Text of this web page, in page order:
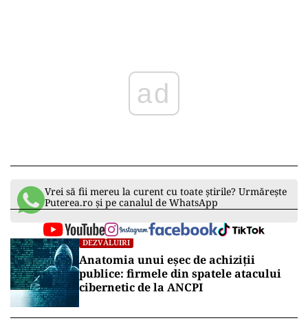
ad
Vrei să fii mereu la curent cu toate știrile? Urmărește
Puterea.ro și pe canalul de WhatsApp
DEZVĂLUIRI
Anatomia unui eșec de achiziții
publice: firmele din spatele atacului
cibernetic de la ANCPI